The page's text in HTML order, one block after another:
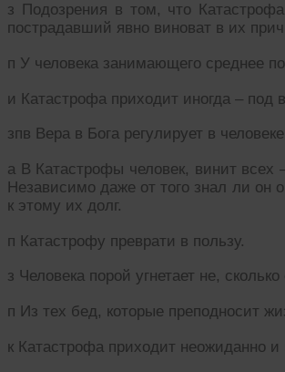
з Подозрения в том, что
пострадавший явно виноват в их
п У человека занимающего среднее
и Катастрофа приходит иногда – под
зпв Вера в Бога регулирует в
а В Катастрофы человек, винит всех
Независимо даже от того знал ли он
к этому их долг.
п Катастрофу преврати в пользу.
з Человека порой угнетает не,
п Из тех бед, которые преподносит
к Катастрофа приходит неожиданно и